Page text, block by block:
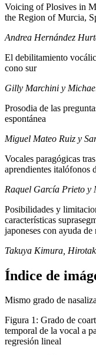
Voicing of Plosives in
the Region of Murcia,
Andrea Hernández
El debilitamiento
cono sur
Gilly Marchini y
Prosodia de las
espontánea
Miguel Mateo Ruiz y
Vocales paragógicas
aprendientes italófonos
Raquel García Prieto
Posibilidades y
características
japoneses con ayuda de
Takuya Kimura,
Índice de
Mismo grado de
Figura 1: Grado de
temporal de la vocal a
regresión lineal